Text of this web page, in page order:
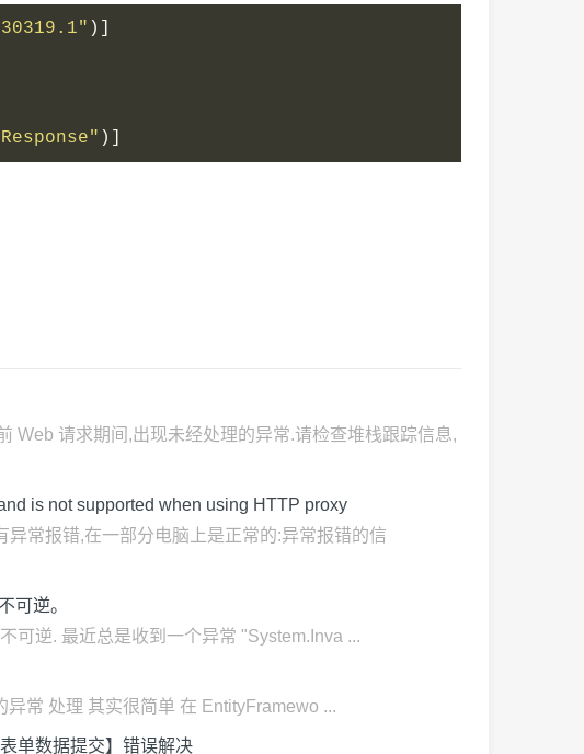
)]
)]
Web 请求期间,出现未经处理的异常.请检查堆栈跟踪信息,
is not supported when using HTTP proxy
常报错,在一部分电脑上是正常的:异常报错的信
可逆。
可逆. 最近总是收到一个异常 "System.Inva ...
常 处理 其实很简单 在 EntityFramewo ...
单数据提交】错误解决